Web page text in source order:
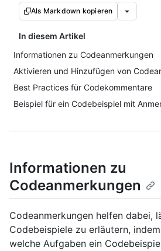
Als Markdown kopieren
In diesem Artikel
Informationen zu Codeanmerkungen
Aktivieren und Hinzufügen von
Best Practices für Codekommentare
Beispiel für ein Codebeispiel mit
Informationen zu
Codeanmerkungen
Codeanmerkungen helfen dabei,
Codebeispiele zu erläutern,
welche Aufgaben ein